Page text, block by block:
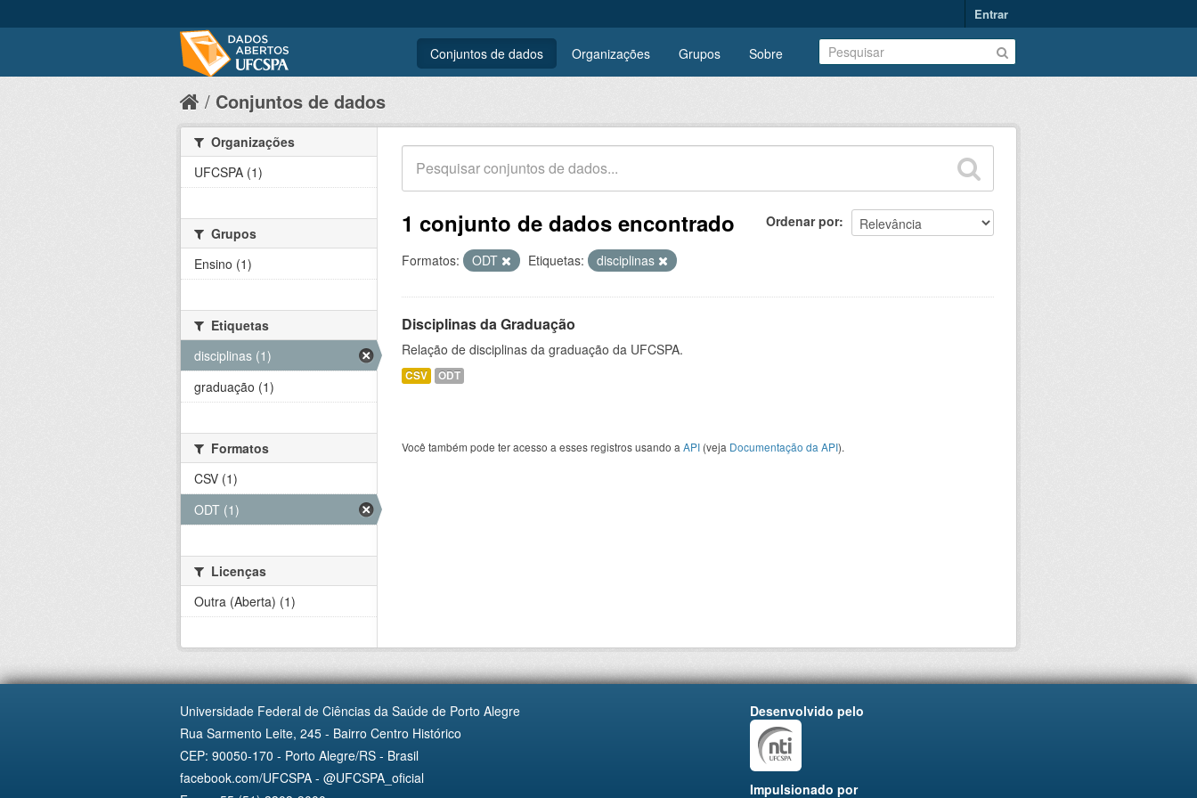
Entrar
Conjuntos de dados Organizações Grupos Sobre
Conjuntos de dados
Ordenar por
1 conjunto de dados encontrado
Formatos: ODT Etiquetas: disciplinas
Disciplinas da Graduação
Relação de disciplinas da graduação da UFCSPA.
CSV ODT
Você também pode ter acesso a esses registros usando a API (veja Documentação da API).
Organizações
UFCSPA (1)
Grupos
Ensino (1)
Etiquetas
disciplinas (1)
graduação (1)
Formatos
CSV (1)
ODT (1)
Licenças
Outra (Aberta) (1)
Universidade Federal de Ciências da Saúde de Porto Alegre
Rua Sarmento Leite, 245 - Bairro Centro Histórico
CEP: 90050-170 - Porto Alegre/RS - Brasil
facebook.com/UFCSPA - @UFCSPA_oficial
Desenvolvido pelo
Impulsionado por